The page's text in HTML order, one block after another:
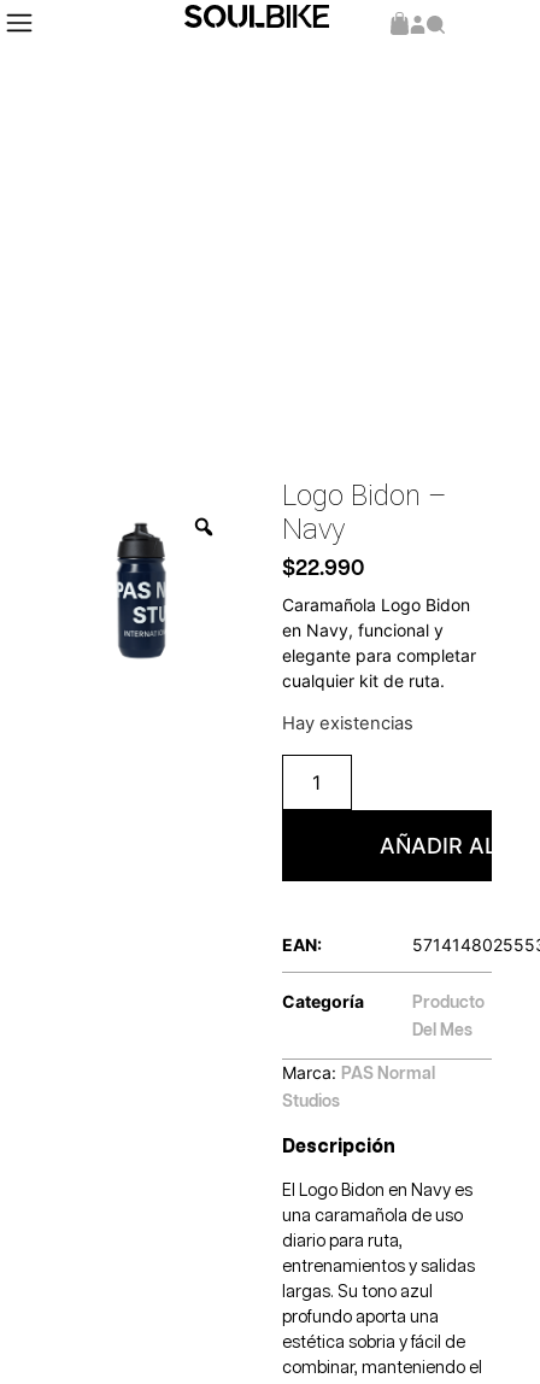
Logo Bidon –
Navy
$22.990
Caramañola Logo Bidon
en Navy, funcional y
elegante para completar
cualquier kit de ruta.
Hay existencias
AÑADIR AL
EAN:
Categoría
Producto
Del Mes
Marca: PAS Normal
Studios
Descripción
El Logo Bidon en Navy es
una caramañola de uso
diario para ruta,
entrenamientos y salidas
largas. Su tono azul
profundo aporta una
estética sobria y fácil de
combinar, manteniendo el